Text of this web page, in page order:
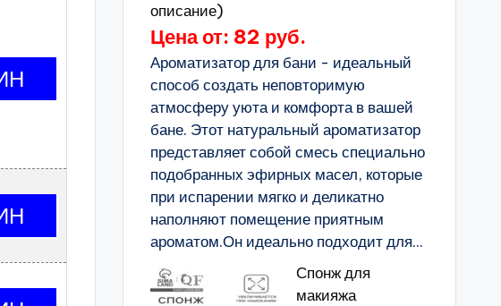
описание)
Цена от: 82 руб.
Ароматизатор для бани - идеальный
способ создать неповторимую
атмосферу уюта и комфорта в вашей
бане. Этот натуральный ароматизатор
представляет собой смесь специально
подобранных эфирных масел, которые
при испарении мягко и деликатно
наполняют помещение приятным
ароматом.Он идеально подходит для...
Спонж для
макияжа